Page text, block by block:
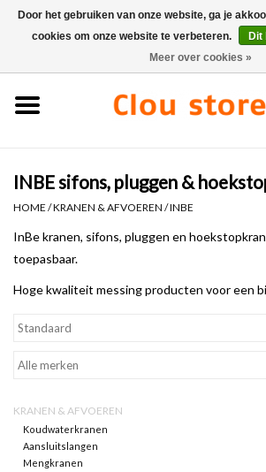
Fonteinsets
Fonteinen
Toiletten
Kranen & afvoeren
Spiegels
INBE sifons, pluggen &
HOME /KRANEN & AFVOEREN /INBE
InBe kranen, sifons, pluggen en
toepasbaar.
Hoge kwaliteit messing producten voor een
KRANEN & AFVOEREN
Koudwaterkranen
Aansluitslangen
Mengkranen
Door het gebruiken van onze website, ga je
cookies om onze website te verbeteren.
Dit
Meer over cookies »